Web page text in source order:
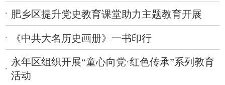
肥乡区提升党史教育课堂助力主题教育开展
《中共大名历史画册》一书印行
永年区组织开展“童心向党·红色传承”系列教育
活动